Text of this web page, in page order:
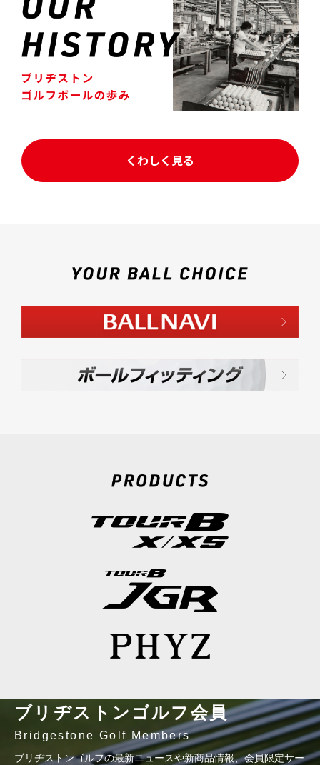
くわしく見る
ブリヂストンゴルフ会員
Bridgestone Golf Members
ブリヂストンゴルフの最新ニュースや新商品情報、会員限定サー